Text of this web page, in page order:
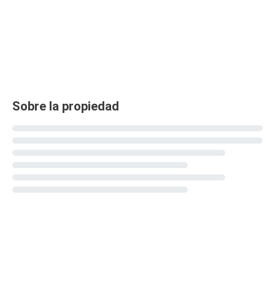
Sobre la propiedad